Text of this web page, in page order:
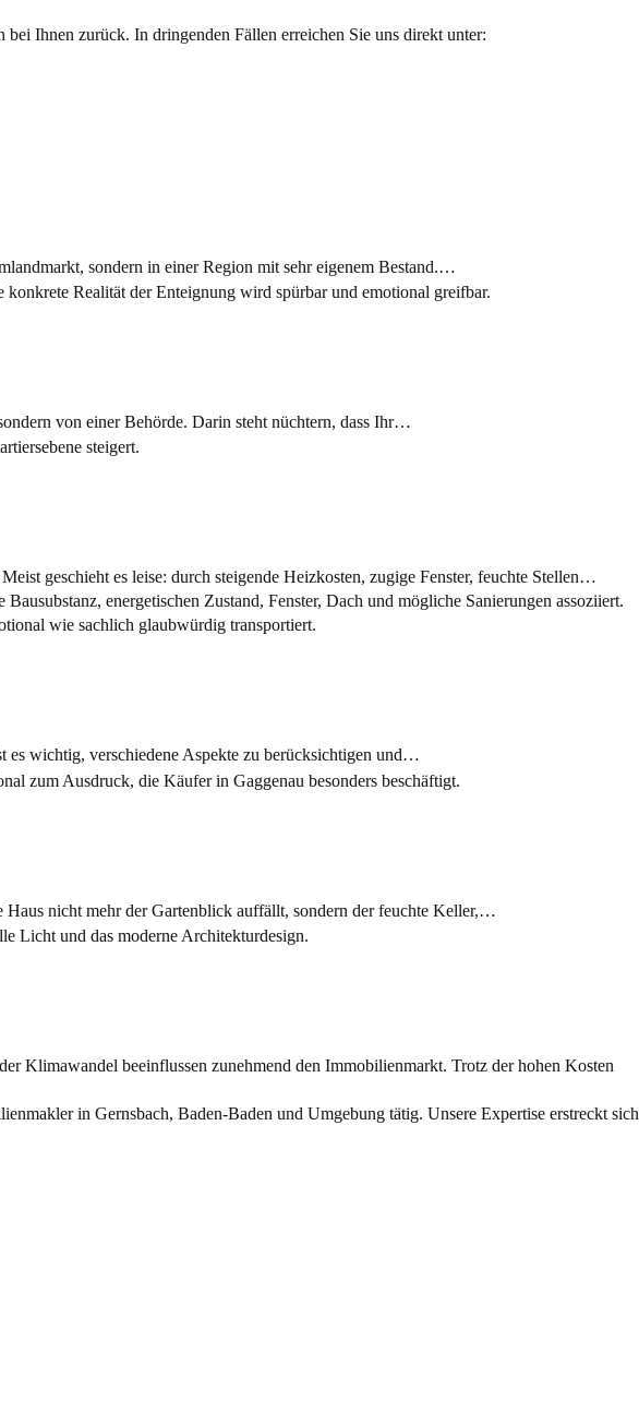
Ihnen zurück. In dringenden Fällen erreichen Sie uns direkt unter:
sondern in einer Region mit sehr eigenem Bestand.…
von einer Behörde. Darin steht nüchtern, dass Ihr…
geschieht es leise: durch steigende Heizkosten, zugige Fenster, feuchte Stellen…
es wichtig, verschiedene Aspekte zu berücksichtigen und…
Haus nicht mehr der Gartenblick auffällt, sondern der feuchte Keller,…
Klimawandel beeinflussen zunehmend den Immobilienmarkt. Trotz der hohen Kosten
in Gernsbach, Baden-Baden und Umgebung tätig. Unsere Expertise erstreckt sich